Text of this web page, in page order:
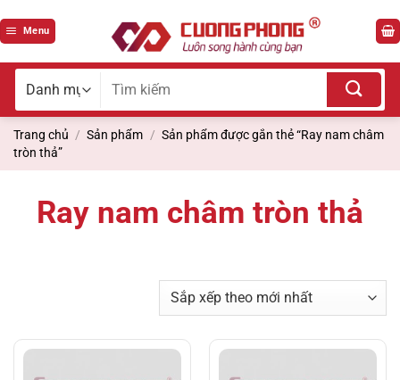
qua
Menu
Tìm
Trang chủ / Sản phẩm / Sản phẩm được gắn thẻ “Ray nam châm
tròn thả”
Ray nam châm tròn thả